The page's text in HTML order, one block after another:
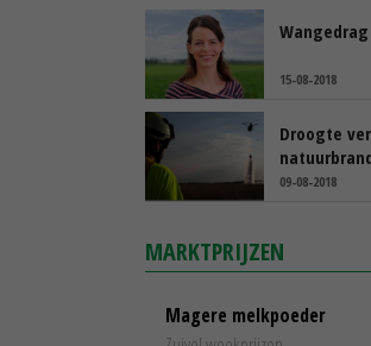
15-08-2018
Droogte
09-08-2018
MARKTPRIJZEN
Magere melkpoeder